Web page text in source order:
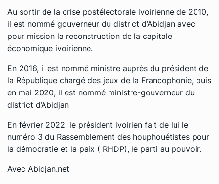
Au sortir de la crise postélectorale ivoirienne de 2010,
il est nommé gouverneur du district d’Abidjan avec
pour mission la reconstruction de la capitale
économique ivoirienne.
En 2016, il est nommé ministre auprès du président de
la République chargé des jeux de la Francophonie, puis
en mai 2020, il est nommé ministre-gouverneur du
district d’Abidjan
En février 2022, le président ivoirien fait de lui le
numéro 3 du Rassemblement des houphouétistes pour
la démocratie et la paix ( RHDP), le parti au pouvoir.
Avec Abidjan.net